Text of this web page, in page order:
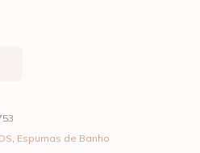
, Espumas de Banho